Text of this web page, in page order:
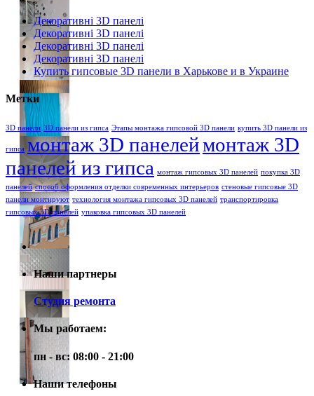
Декоративні 3D панелі
Декоративні 3D панелі
Декоративні 3D панелі
Декоративні 3D панелі
Купить гипсовые 3D панели в Харькове и в Украине
Метки
3D панели 3D панели из гипса Этапы монтажа гипсовой 3D панели купить 3D панели из
гипса монтаж 3D панелеймонтаж 3D
панелей из гипса монтаж гипсовых 3D панелей покупка 3D
панелей способ оформления отделки современных интерьеров стеновые гипсовые 3D
панели монтируют технология монтажа гипсовых 3D панелей транспортировка
гипсовых 3D панелей упаковка гипсовых 3D панелей
Наши партнеры
Студия ремонта
Мы работаем:
пн - вс: 08:00 - 21:00
Наши телефоны